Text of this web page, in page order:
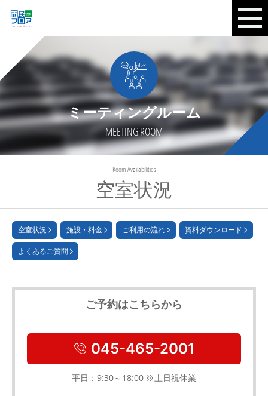
ミーティングルーム
MEETING ROOM
空室状況
Room Availabilities
空室状況 施設・料金 ご利用の流れ 資料ダウンロード
よくあるご質問
ご予約はこちらから
045-465-2001
平日：9:30～18:00 ※土日祝休業